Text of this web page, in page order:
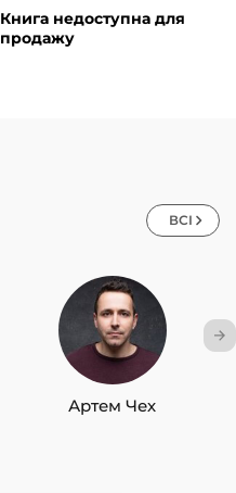
Книга недоступна для
продажу
ВСІ
Артем Чех